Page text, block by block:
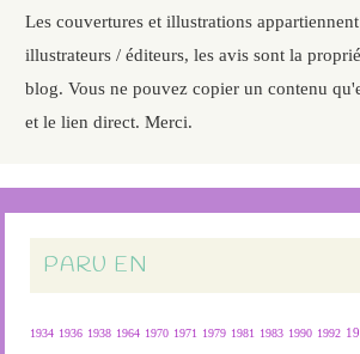
Les couvertures et illustrations
illustrateurs / éditeurs, les avis sont la
blog. Vous ne pouvez copier un contenu
et le lien direct. Merci.
PARU EN
1934 1936 1938 1964 1970 1971 1979 1981 1983 1990 1992